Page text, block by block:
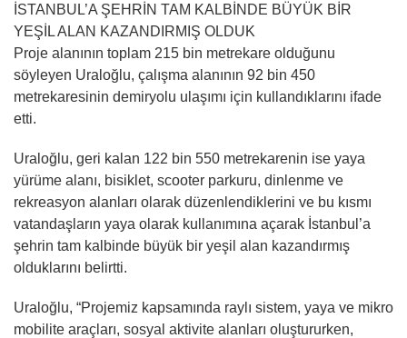
İSTANBUL’A ŞEHRİN TAM KALBİNDE BÜYÜK BİR
YEŞİL ALAN KAZANDIRMIŞ OLDUK
Proje alanının toplam 215 bin metrekare olduğunu
söyleyen Uraloğlu, çalışma alanının 92 bin 450
metrekaresinin demiryolu ulaşımı için kullandıklarını ifade
etti.
Uraloğlu, geri kalan 122 bin 550 metrekarenin ise yaya
yürüme alanı, bisiklet, scooter parkuru, dinlenme ve
rekreasyon alanları olarak düzenlendiklerini ve bu kısmı
vatandaşların yaya olarak kullanımına açarak İstanbul’a
şehrin tam kalbinde büyük bir yeşil alan kazandırmış
olduklarını belirtti.
Uraloğlu, “Projemiz kapsamında raylı sistem, yaya ve mikro
mobilite araçları, sosyal aktivite alanları oluştururken,